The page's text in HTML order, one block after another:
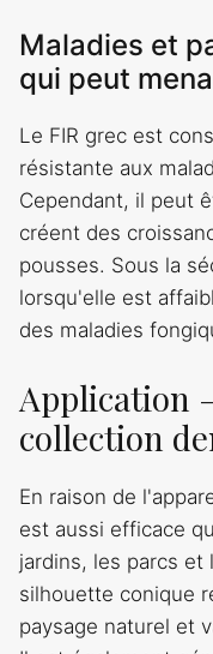
Maladies et
qui peut
Le FIR grec est
résistante aux
Cependant, il peut
créent des
pousses. Sous la
lorsqu'elle est
des maladies
Application
collection
En raison de
est aussi efficace
jardins, les parcs et
silhouette conique
paysage naturel et